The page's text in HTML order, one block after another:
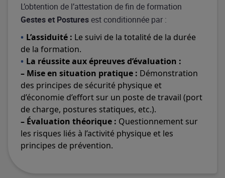
L’obtention de l’attestation de fin de formation
Gestes et Posturesest conditionnée par :
L’assiduité : Le suivi de la totalité de la durée
de la formation.
La réussite aux épreuves d’évaluation :
– Mise en situation pratique : Démonstration
des principes de sécurité physique et
d’économie d’effort sur un poste de travail (port
de charge, postures statiques, etc.).
– Évaluation théorique : Questionnement sur
les risques liés à l’activité physique et les
principes de prévention.